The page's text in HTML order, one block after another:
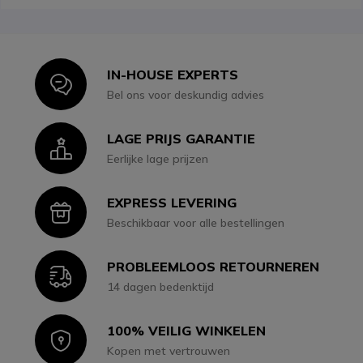
IconIN-HOUSE EXPERTS
Bel ons voor deskundig advies
IconLAGE PRIJS GARANTIE
Eerlijke lage prijzen
IconEXPRESS LEVERING
Beschikbaar voor alle bestellingen
IconPROBLEEMLOOS RETOURNEREN
14 dagen bedenktijd
Icon100% VEILIG WINKELEN
Kopen met vertrouwen